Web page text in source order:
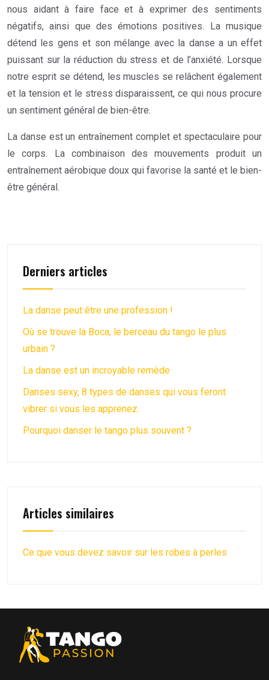
nous aidant à faire face et à exprimer des sentiments
négatifs, ainsi que des émotions positives. La musique
détend les gens et son mélange avec la danse a un effet
puissant sur la réduction du stress et de l’anxiété. Lorsque
notre esprit se détend, les muscles se relâchent également
et la tension et le stress disparaissent, ce qui nous procure
un sentiment général de bien-être.
La danse est un entraînement complet et spectaculaire pour
le corps. La combinaison des mouvements produit un
entraînement aérobique doux qui favorise la santé et le bien-
être général.
Derniers articles
La danse peut être une profession !
Où se trouve la Boca, le berceau du tango le plus
urbain ?
La danse est un incroyable remède
Danses sexy, 8 types de danses qui vous feront
vibrer si vous les apprenez.
Pourquoi danser le tango plus souvent ?
Articles similaires
Ce que vous devez savoir sur les robes à perles